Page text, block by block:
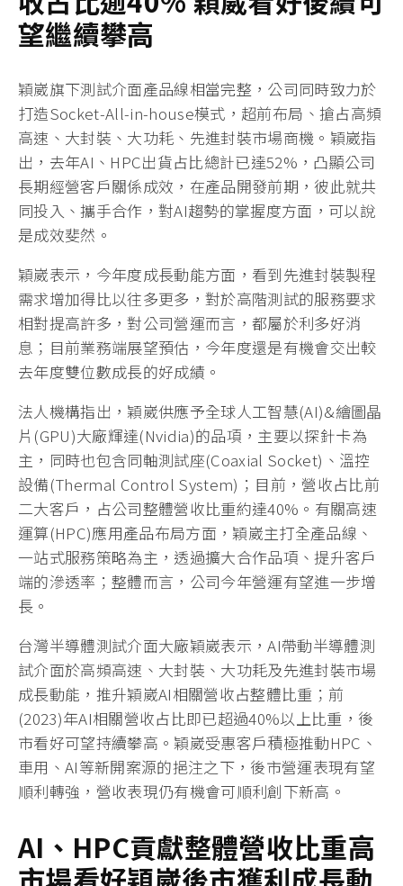
望繼續攀高
穎崴旗下測試介面產品線相當完整，公司同時致力於
打造Socket-All-in-house模式，超前布局、搶占高頻
高速、大封裝、大功耗、先進封裝市場商機。穎崴指
出，去年AI、HPC出貨占比總計已達52%，凸顯公司
長期經營客戶關係成效，在產品開發前期，彼此就共
同投入、攜手合作，對AI趨勢的掌握度方面，可以說
是成效斐然。
穎崴表示，今年度成長動能方面，看到先進封裝製程
需求增加得比以往多更多，對於高階測試的服務要求
相對提高許多，對公司營運而言，都屬於利多好消
息；目前業務端展望預估，今年度還是有機會交出較
去年度雙位數成長的好成績。
法人機構指出，穎崴供應予全球人工智慧(AI)&繪圖晶
片(GPU)大廠輝達(Nvidia)的品項，主要以探針卡為
主，同時也包含同軸測試座(Coaxial Socket)、溫控
設備(Thermal Control System)；目前，營收占比前
二大客戶，占公司整體營收比重約達40%。有關高速
運算(HPC)應用產品布局方面，穎崴主打全產品線、
一站式服務策略為主，透過擴大合作品項、提升客戶
端的滲透率；整體而言，公司今年營運有望進一步增
長。
台灣半導體測試介面大廠穎崴表示，AI帶動半導體測
試介面於高頻高速、大封裝、大功耗及先進封裝市場
成長動能，推升穎崴AI相關營收占整體比重；前
(2023)年AI相關營收占比即已超過40%以上比重，後
市看好可望持續攀高。穎崴受惠客戶積極推動HPC、
車用、AI等新開案源的挹注之下，後市營運表現有望
順利轉強，營收表現仍有機會可順利創下新高。
AI 、 HPC貢獻整體營收比重高